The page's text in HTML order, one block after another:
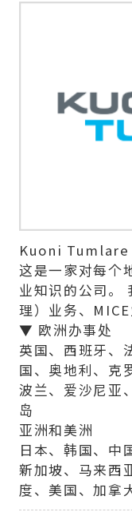
Kuoni Tumlare
这是一家对每个
业知识的公司。
理）业务、MICE
▼ 欧洲办事处
英国、西班牙、
国、奥地利、克
波兰、爱沙尼亚
岛
亚洲和美洲
日本、韩国、中
新加坡、马来西
度、美国、加拿